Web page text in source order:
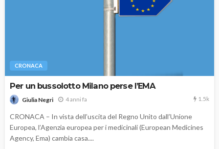
CRONACA
Per un bussolotto Milano perse l’EMA
Giulia Negri 4 anni fa 1.5k
CRONACA – In vista dell’uscita del Regno Unito dall’Unione
Europea, l’Agenzia europea per i medicinali (European Medicines
Agency, Ema) cambia casa....